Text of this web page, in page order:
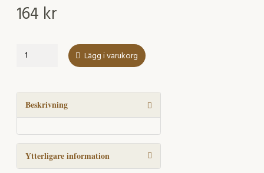
164 kr
Arrangerade
kompetensutveckling
mängd
Lägg i varukorg
Beskrivning
Ytterligare information